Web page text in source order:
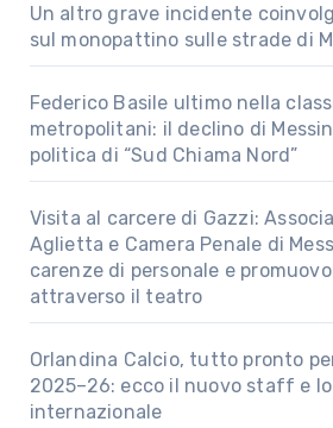
Un altro grave incidente
sul monopattino sulle strade di
Federico Basile ultimo nella
metropolitani: il declino di
politica di “Sud Chiama Nord”
Visita al carcere di Gazzi:
Aglietta e Camera Penale di
carenze di personale e
attraverso il teatro
Orlandina Calcio, tutto pronto
2025–26: ecco il nuovo staff e
internazionale